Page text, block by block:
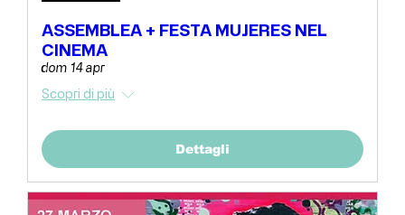
ASSEMBLEA + FESTA MUJERES NEL
CINEMA
dom 14 apr
Scopri di più
Dettagli